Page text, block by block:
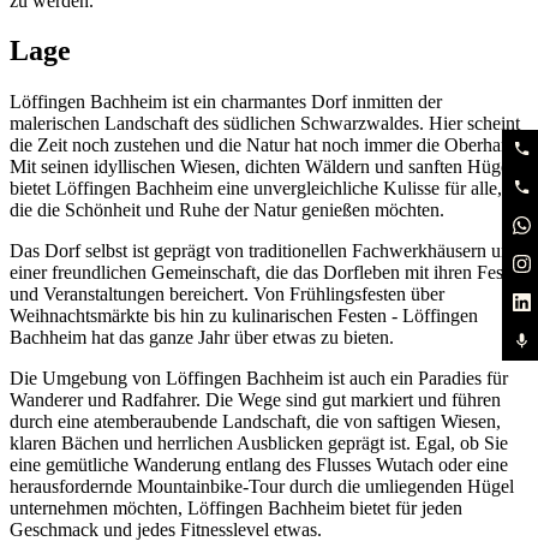
Lage
Löffingen Bachheim ist ein charmantes Dorf inmitten der
malerischen Landschaft des südlichen Schwarzwaldes. Hier scheint
die Zeit noch zustehen und die Natur hat noch immer die Oberhand.
Mit seinen idyllischen Wiesen, dichten Wäldern und sanften Hügeln
bietet Löffingen Bachheim eine unvergleichliche Kulisse für alle,
die die Schönheit und Ruhe der Natur genießen möchten.
Das Dorf selbst ist geprägt von traditionellen Fachwerkhäusern und
einer freundlichen Gemeinschaft, die das Dorfleben mit ihren Festen
und Veranstaltungen bereichert. Von Frühlingsfesten über
Weihnachtsmärkte bis hin zu kulinarischen Festen - Löffingen
Bachheim hat das ganze Jahr über etwas zu bieten.
Die Umgebung von Löffingen Bachheim ist auch ein Paradies für
Wanderer und Radfahrer. Die Wege sind gut markiert und führen
durch eine atemberaubende Landschaft, die von saftigen Wiesen,
klaren Bächen und herrlichen Ausblicken geprägt ist. Egal, ob Sie
eine gemütliche Wanderung entlang des Flusses Wutach oder eine
herausfordernde Mountainbike-Tour durch die umliegenden Hügel
unternehmen möchten, Löffingen Bachheim bietet für jeden
Geschmack und jedes Fitnesslevel etwas.